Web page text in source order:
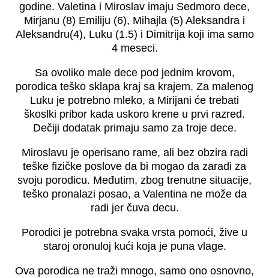
godine. Valetina i Miroslav imaju Sedmoro dece,
Mirjanu (8) Emiliju (6), Mihajla (5) Aleksandra i
Aleksandru(4), Luku (1.5) i Dimitrija koji ima samo
4 meseci.
Sa ovoliko male dece pod jednim krovom,
porodica teško sklapa kraj sa krajem. Za malenog
Luku je potrebno mleko, a Mirijani će trebati
škoslki pribor kada uskoro krene u prvi razred.
Dečiji dodatak primaju samo za troje dece.
Miroslavu je operisano rame, ali bez obzira radi
teške fizičke poslove da bi mogao da zaradi za
svoju porodicu. Međutim, zbog trenutne situacije,
teško pronalazi posao, a Valentina ne može da
radi jer čuva decu.
Porodici je potrebna svaka vrsta pomoći, žive u
staroj oronuloj kući koja je puna vlage.
Ova porodica ne traži mnogo, samo ono osnovno,